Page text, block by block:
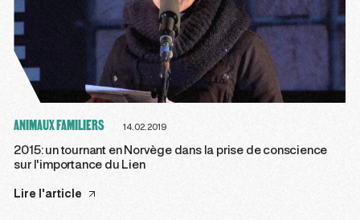
ANIMAUX FAMILIERS 14.02.2019
2015: un tournant en Norvège dans la prise de conscience
sur l'importance du Lien
Lire l'article